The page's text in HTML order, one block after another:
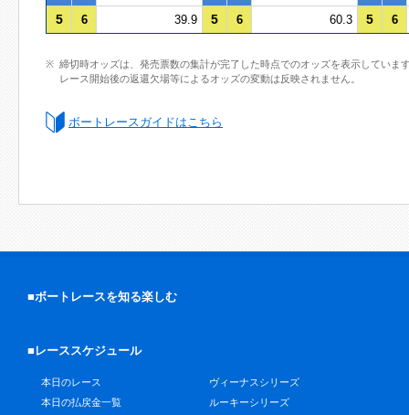
5 6 39.9 5 6 60.3 5 6
締切時オッズは、発売票数の集計が完了した時点でのオッズを表示していま
レース開始後の返還欠場等によるオッズの変動は反映されません。
ボートレースガイドはこちら
■ボートレースを知る楽しむ
■レーススケジュール
本日のレース
本日の払戻金一覧
ヴィーナスシリーズ
ルーキーシリーズ